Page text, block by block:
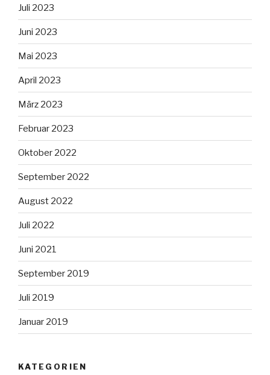
Juli 2023
Juni 2023
Mai 2023
April 2023
März 2023
Februar 2023
Oktober 2022
September 2022
August 2022
Juli 2022
Juni 2021
September 2019
Juli 2019
Januar 2019
KATEGORIEN